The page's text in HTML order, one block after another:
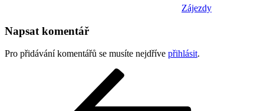
Zájezdy
Napsat komentář
Pro přidávání komentářů se musíte nejdříve přihlásit.